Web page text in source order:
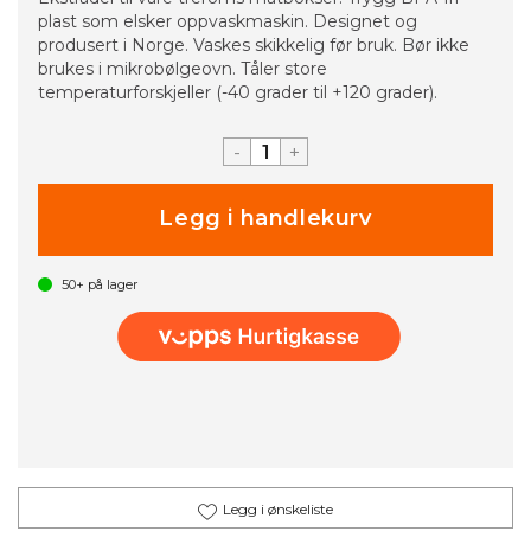
plast som elsker oppvaskmaskin. Designet og
produsert i Norge. Vaskes skikkelig før bruk. Bør ikke
brukes i mikrobølgeovn. Tåler store
temperaturforskjeller (-40 grader til +120 grader).
- +
50+ på lager
Legg i ønskeliste